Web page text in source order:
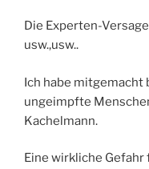
Die Experten-
usw.,usw..
Ich habe mitgemacht
ungeimpfte
Kachelmann.
Eine wirkliche